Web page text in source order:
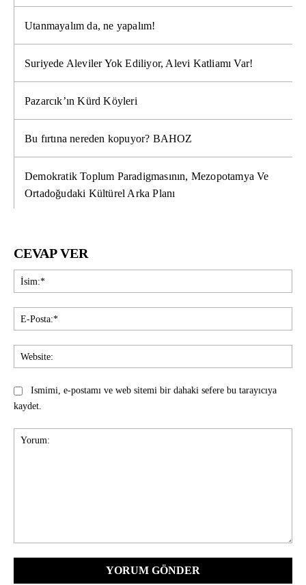
Utanmayalım da, ne yapalım!
Suriyede Aleviler Yok Ediliyor, Alevi Katliamı Var!
Pazarcık’ın Kürd Köyleri
Bu fırtına nereden kopuyor? BAHOZ
Demokratik Toplum Paradigmasının, Mezopotamya Ve
Ortadoğudaki Kültürel Arka Planı
CEVAP VER
Ismimi, e-postamı ve web sitemi bir dahaki sefere bu tarayıcıya
kaydet.